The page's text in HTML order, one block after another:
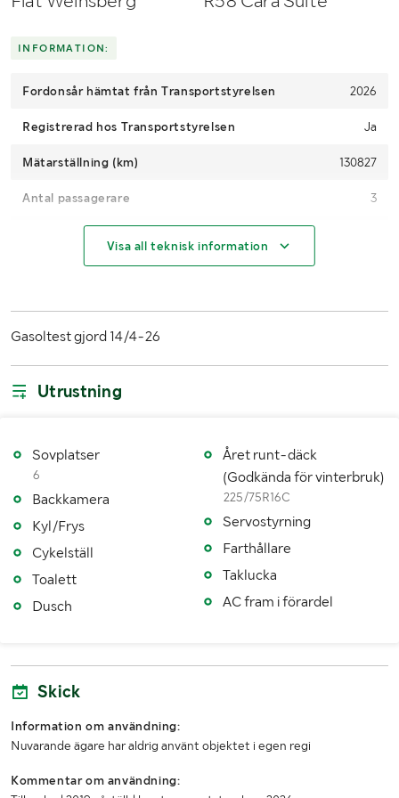
INFORMATION:
Fordonsår hämtat från Transportstyrelsen 2026
Registrerad hos Transportstyrelsen Ja
Mätarställning (km) 130827
Antal passagerare 3
Drivmedel
Fordonsstatus Avställd, fordonsskatt tillkommer vid påställning.
Årsskatt betald t o m
1:a reg./1:a trafik sv. 20260402 / 20260407
Senaste godkända besiktning
Besiktigad till och med
Antal nycklar
MÅTT OCH VIKT:
Tjänstevikt (kg)
Visa all teknisk information
Gasoltest gjord 14/4-26
Utrustning
Sovplatser
6
Backkamera
Kyl/Frys
Cykelställ
Toalett
Dusch
Året runt-däck
(Godkända för vinterbruk)
225/75R16C
Servostyrning
Farthållare
Taklucka
AC fram i förardel
Skick
Information om användning:
Nuvarande ägare har aldrig använt objektet i egen regi
Kommentar om användning: